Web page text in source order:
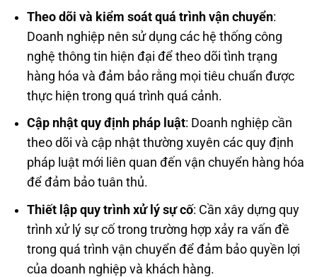
Theo dõi và kiểm soát quá trình vận chuyển:
Doanh nghiệp nên sử dụng các hệ thống công
nghệ thông tin hiện đại để theo dõi tình trạng
hàng hóa và đảm bảo rằng mọi tiêu chuẩn được
thực hiện trong quá trình quá cảnh.
Cập nhật quy định pháp luật: Doanh nghiệp cần
theo dõi và cập nhật thường xuyên các quy định
pháp luật mới liên quan đến vận chuyển hàng hóa
để đảm bảo tuân thủ.
Thiết lập quy trình xử lý sự cố: Cần xây dựng quy
trình xử lý sự cố trong trường hợp xảy ra vấn đề
trong quá trình vận chuyển để đảm bảo quyền lợi
của doanh nghiệp và khách hàng.